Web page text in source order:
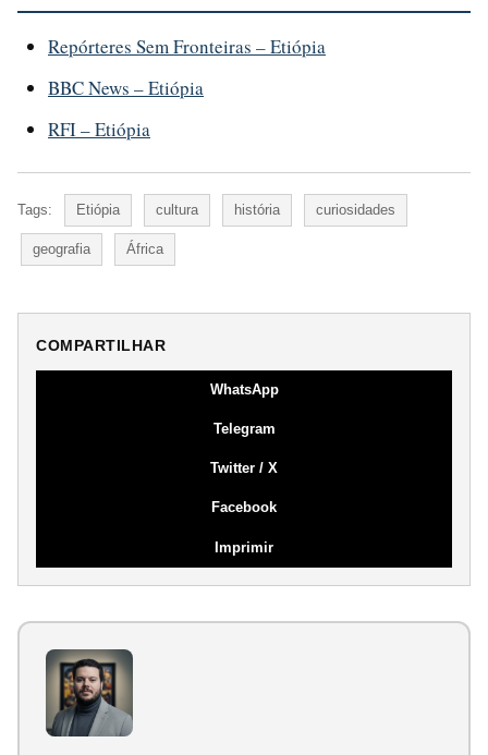
Repórteres Sem Fronteiras – Etiópia
BBC News – Etiópia
RFI – Etiópia
Tags: Etiópia cultura história curiosidades
geografia África
COMPARTILHAR
WhatsApp
Telegram
Twitter / X
Facebook
Imprimir